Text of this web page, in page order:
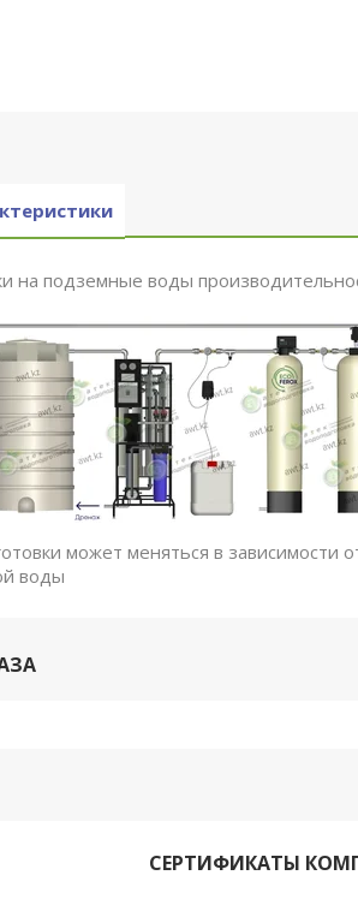
на подземные воды
может меняться в зависимости
воды
СЕРТИФИКАТЫ